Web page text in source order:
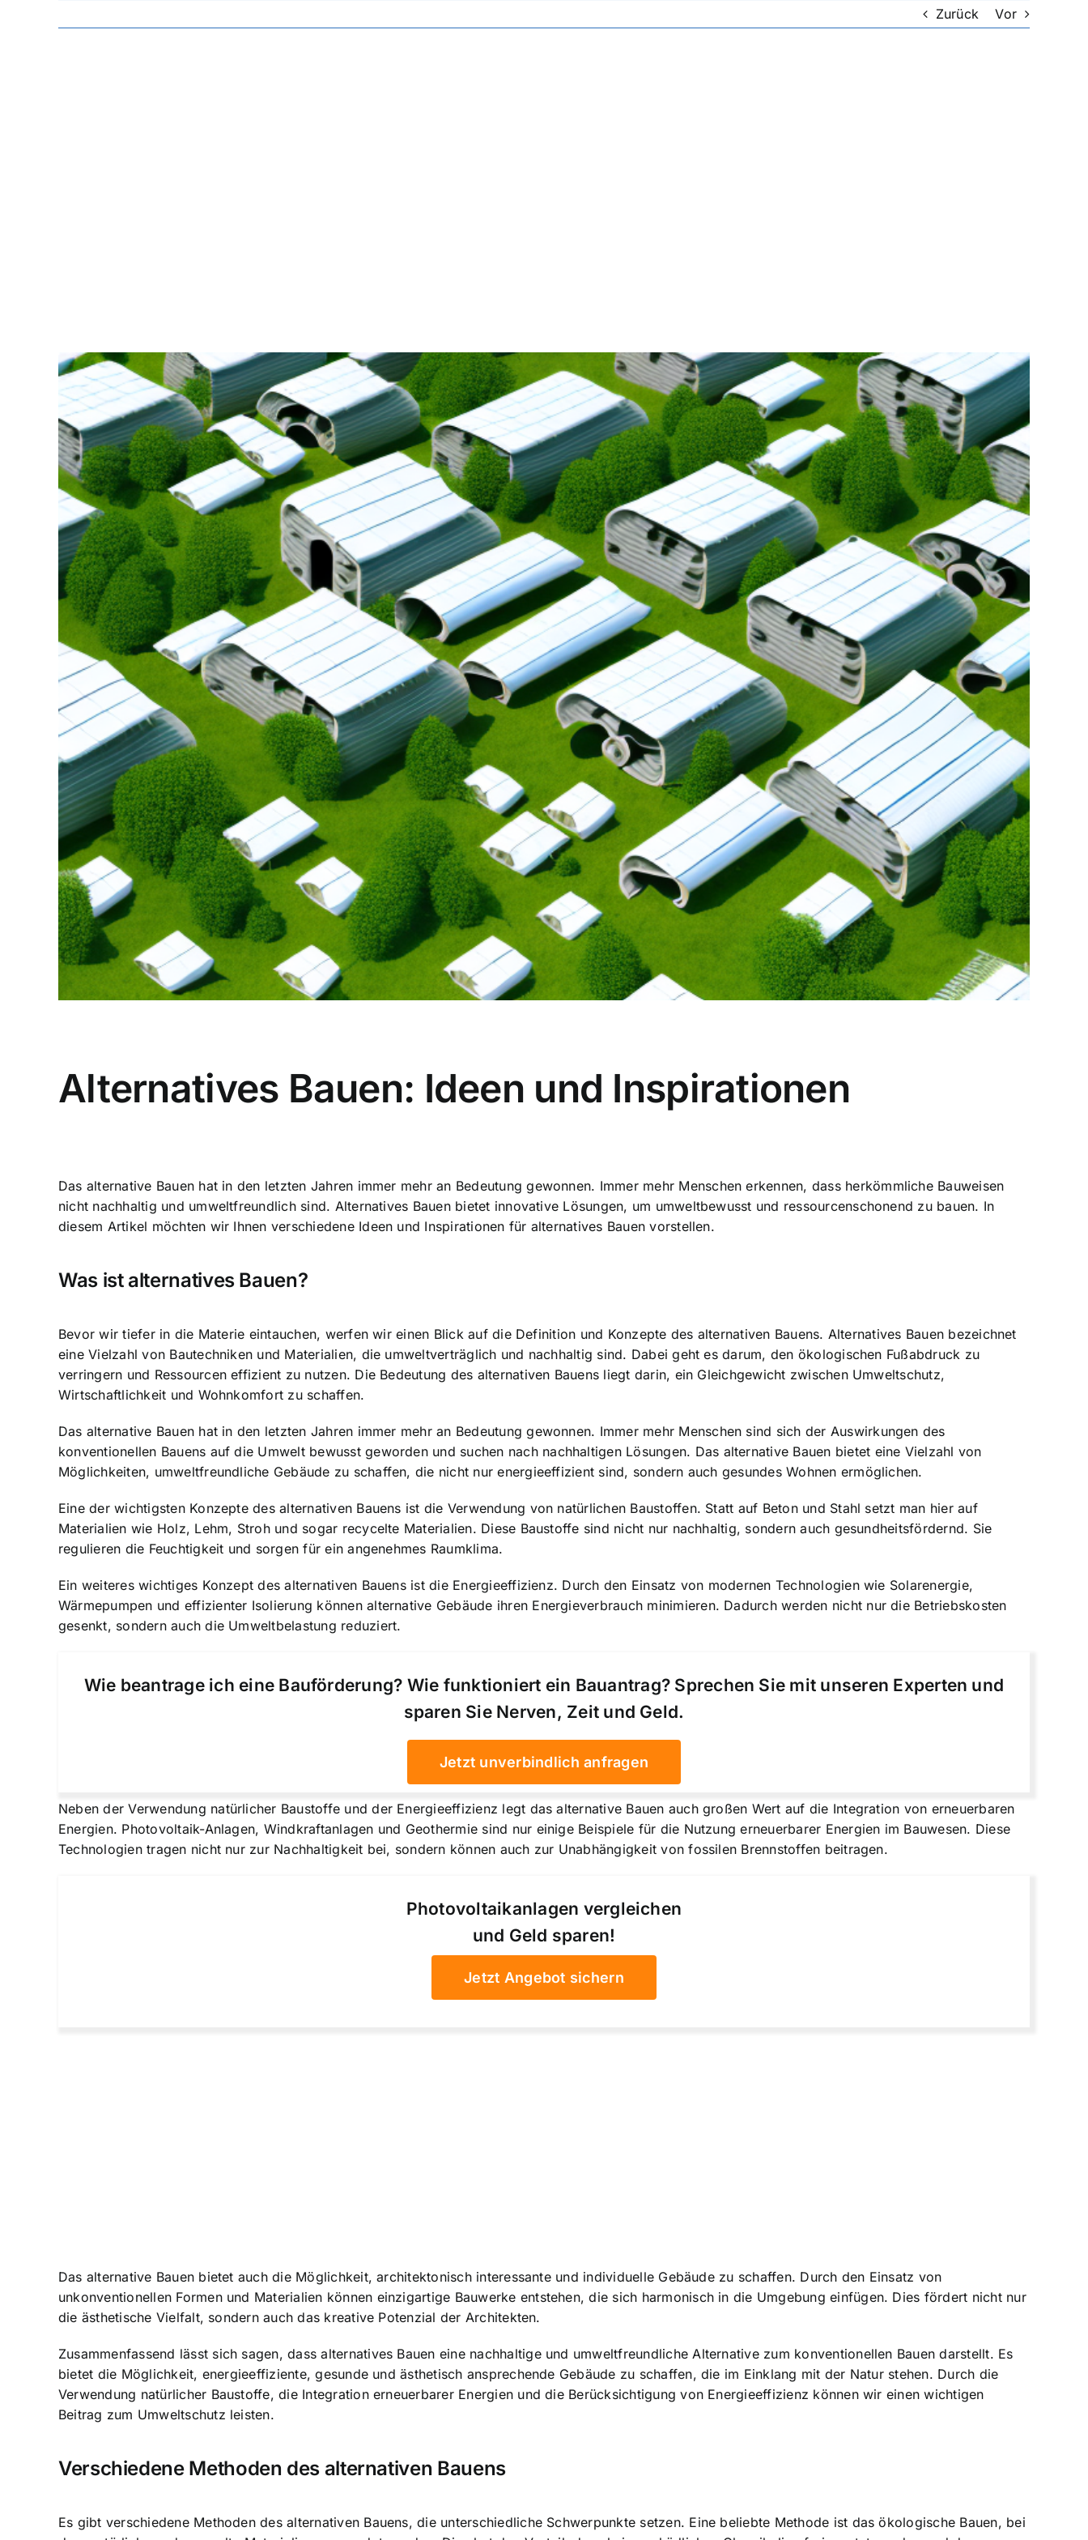
Zurück Vor
Zeige
grösseres
Bild
Alternatives Bauen: Ideen und Inspirationen
Das alternative Bauen hat in den letzten Jahren immer mehr an Bedeutung gewonnen. Immer mehr Menschen erkennen, dass herkömmliche Bauweisen
nicht nachhaltig und umweltfreundlich sind. Alternatives Bauen bietet innovative Lösungen, um umweltbewusst und ressourcenschonend zu bauen. In
diesem Artikel möchten wir Ihnen verschiedene Ideen und Inspirationen für alternatives Bauen vorstellen.
Was ist alternatives Bauen?
Bevor wir tiefer in die Materie eintauchen, werfen wir einen Blick auf die Definition und Konzepte des alternativen Bauens. Alternatives Bauen bezeichnet
eine Vielzahl von Bautechniken und Materialien, die umweltverträglich und nachhaltig sind. Dabei geht es darum, den ökologischen Fußabdruck zu
verringern und Ressourcen effizient zu nutzen. Die Bedeutung des alternativen Bauens liegt darin, ein Gleichgewicht zwischen Umweltschutz,
Wirtschaftlichkeit und Wohnkomfort zu schaffen.
Das alternative Bauen hat in den letzten Jahren immer mehr an Bedeutung gewonnen. Immer mehr Menschen sind sich der Auswirkungen des
konventionellen Bauens auf die Umwelt bewusst geworden und suchen nach nachhaltigen Lösungen. Das alternative Bauen bietet eine Vielzahl von
Möglichkeiten, umweltfreundliche Gebäude zu schaffen, die nicht nur energieeffizient sind, sondern auch gesundes Wohnen ermöglichen.
Eine der wichtigsten Konzepte des alternativen Bauens ist die Verwendung von natürlichen Baustoffen. Statt auf Beton und Stahl setzt man hier auf
Materialien wie Holz, Lehm, Stroh und sogar recycelte Materialien. Diese Baustoffe sind nicht nur nachhaltig, sondern auch gesundheitsfördernd. Sie
regulieren die Feuchtigkeit und sorgen für ein angenehmes Raumklima.
Ein weiteres wichtiges Konzept des alternativen Bauens ist die Energieeffizienz. Durch den Einsatz von modernen Technologien wie Solarenergie,
Wärmepumpen und effizienter Isolierung können alternative Gebäude ihren Energieverbrauch minimieren. Dadurch werden nicht nur die Betriebskosten
gesenkt, sondern auch die Umweltbelastung reduziert.
Wie beantrage ich eine Bauförderung? Wie funktioniert ein Bauantrag? Sprechen Sie mit unseren Experten und
sparen Sie Nerven, Zeit und Geld.
Jetzt unverbindlich anfragen
Neben der Verwendung natürlicher Baustoffe und der Energieeffizienz legt das alternative Bauen auch großen Wert auf die Integration von erneuerbaren
Energien. Photovoltaik-Anlagen, Windkraftanlagen und Geothermie sind nur einige Beispiele für die Nutzung erneuerbarer Energien im Bauwesen. Diese
Technologien tragen nicht nur zur Nachhaltigkeit bei, sondern können auch zur Unabhängigkeit von fossilen Brennstoffen beitragen.
Photovoltaikanlagen vergleichen
und Geld sparen!
Jetzt Angebot sichern
Das alternative Bauen bietet auch die Möglichkeit, architektonisch interessante und individuelle Gebäude zu schaffen. Durch den Einsatz von
unkonventionellen Formen und Materialien können einzigartige Bauwerke entstehen, die sich harmonisch in die Umgebung einfügen. Dies fördert nicht nur
die ästhetische Vielfalt, sondern auch das kreative Potenzial der Architekten.
Zusammenfassend lässt sich sagen, dass alternatives Bauen eine nachhaltige und umweltfreundliche Alternative zum konventionellen Bauen darstellt. Es
bietet die Möglichkeit, energieeffiziente, gesunde und ästhetisch ansprechende Gebäude zu schaffen, die im Einklang mit der Natur stehen. Durch die
Verwendung natürlicher Baustoffe, die Integration erneuerbarer Energien und die Berücksichtigung von Energieeffizienz können wir einen wichtigen
Beitrag zum Umweltschutz leisten.
Verschiedene Methoden des alternativen Bauens
Es gibt verschiedene Methoden des alternativen Bauens, die unterschiedliche Schwerpunkte setzen. Eine beliebte Methode ist das ökologische Bauen, bei